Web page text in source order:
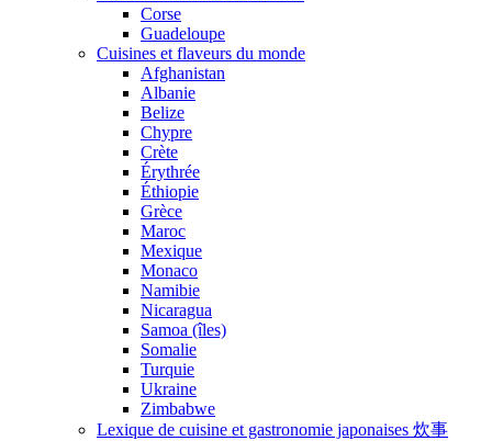
Corse
Guadeloupe
Cuisines et flaveurs du monde
Afghanistan
Albanie
Belize
Chypre
Crète
Érythrée
Éthiopie
Grèce
Maroc
Mexique
Monaco
Namibie
Nicaragua
Samoa (îles)
Somalie
Turquie
Ukraine
Zimbabwe
Lexique de cuisine et gastronomie japonaises 炊事